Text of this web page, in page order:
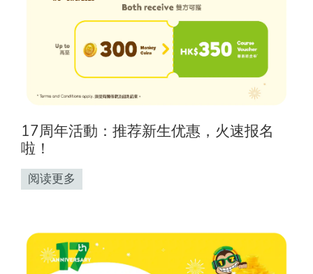
17周年活動：推荐新生优惠，火速报名
啦！
阅读更多